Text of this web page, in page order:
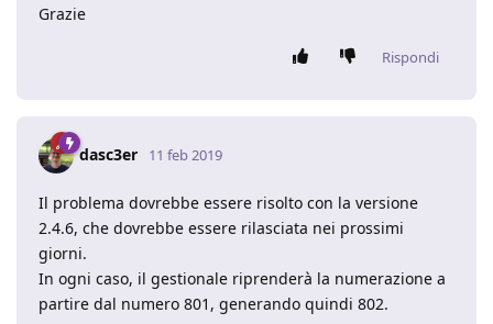
Grazie
Rispondi
dasc3er 11 feb 2019
Il problema dovrebbe essere risolto con la versione
2.4.6, che dovrebbe essere rilasciata nei prossimi
giorni.
In ogni caso, il gestionale riprenderà la numerazione a
partire dal numero 801, generando quindi 802.